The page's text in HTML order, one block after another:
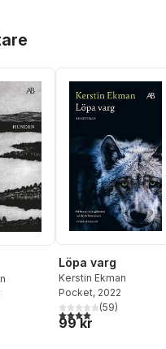
Totalt antal röster:
Löpa varg
Kerstin Ekman
Pocket, 2022
4,0utav 5 stjärnor.
(59)
99 kr